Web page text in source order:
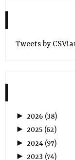
Tweets by
► 2026 (38)
►2025 (62)
► 2024 (97)
►2023 (74)